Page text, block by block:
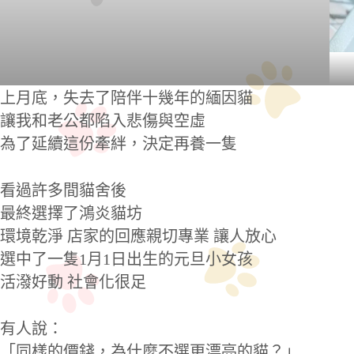
上月底，失去了陪伴十幾年的緬因貓
讓我和老公都陷入悲傷與空虛
為了延續這份牽絆，決定再養一隻
看過許多間貓舍後
最終選擇了鴻炎貓坊
環境乾淨 店家的回應親切專業 讓人放心
選中了一隻1月1日出生的元旦小女孩
活潑好動 社會化很足
有人說：